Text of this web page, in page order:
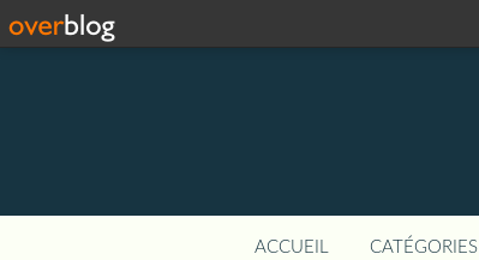
ACCUEIL CATÉGORIES